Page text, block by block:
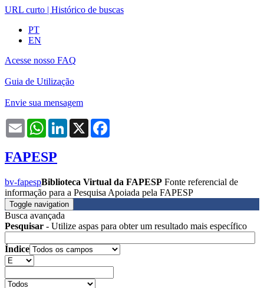
URL curto | Histórico de buscas
PT
EN
Acesse nosso FAQ
Guia de Utilização
Envie sua mensagem
Email WhatsAppLinkedIn
X
FAPESP
bv-fapespBiblioteca Virtual da FAPESP Fonte referencial de
informação para a Pesquisa Apoiada pela FAPESP
Toggle navigation
Busca avançada
Pesquisar - Utilize aspas para obter um resultado mais específico
Índice